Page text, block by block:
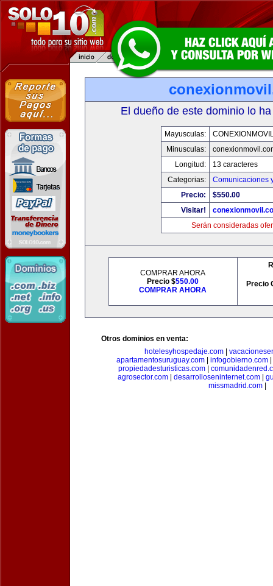
El dueño de este dominio lo
Mayusculas:
Minusculas:
Longitud:
13 caracteres
Categorias:
Comunicaciones
Precio:
$550.00
Visitar!
Serán consideradas
COMPRAR AHORA
Precio $550.00
COMPRAR AHORA
Precio
Otros dominios en venta:
hotelesyhospedaje.com
apartamentosuruguay.com
infogobierno.com
propiedadesturisticas.com|
agrosector.com
desarrolloseninternet.com
missmadrid.com|